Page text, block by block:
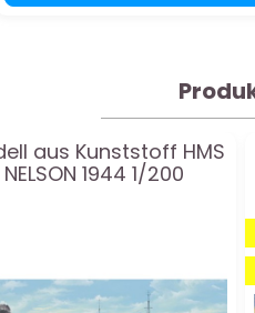
aus Kunststoff HMS
NELSON 1944 1/200